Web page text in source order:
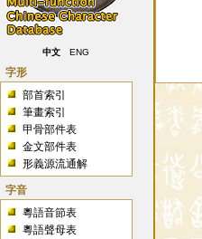
中文 ENG
字形
部首索引
筆畫索引
甲骨部件表
金文部件表
形義源流通解
字音
粵語音節表
粵語聲母表